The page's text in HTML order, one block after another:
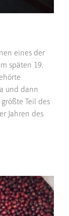
eines der
späten 19.
und dann
Teil des
Jahren des